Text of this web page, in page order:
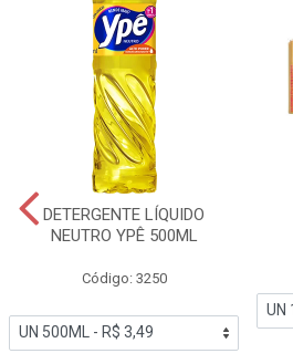
DETERGENTE LÍQUIDO
NEUTRO YPÊ 500ML
Código: 3250